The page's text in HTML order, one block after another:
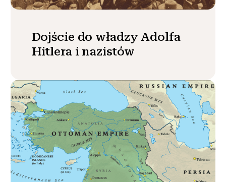
Dojście do władzy Adolfa
Hitlera i nazistów